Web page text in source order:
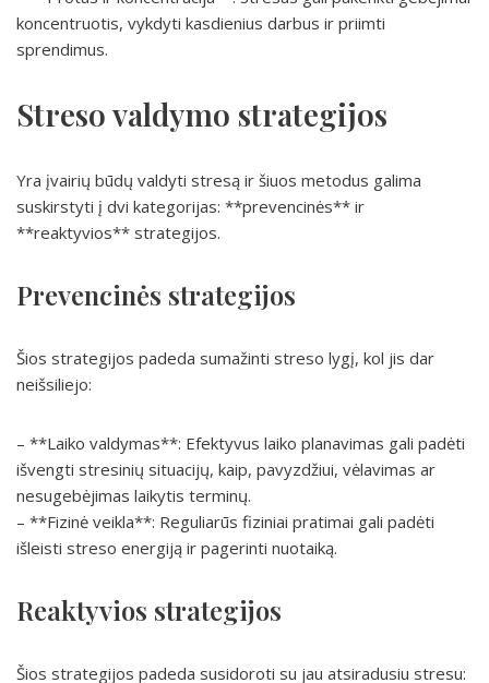
koncentruotis, vykdyti kasdienius darbus ir priimti
sprendimus.
Streso valdymo strategijos
Yra įvairių būdų valdyti stresą ir šiuos metodus galima
suskirstyti į dvi kategorijas: **prevencinės** ir
**reaktyvios** strategijos.
Prevencinės strategijos
Šios strategijos padeda sumažinti streso lygį, kol jis dar
neišsiliejo:
– **Laiko valdymas**: Efektyvus laiko planavimas gali padėti
išvengti stresinių situacijų, kaip, pavyzdžiui, vėlavimas ar
nesugebėjimas laikytis terminų.
– **Fizinė veikla**: Reguliarūs fiziniai pratimai gali padėti
išleisti streso energiją ir pagerinti nuotaiką.
Reaktyvios strategijos
Šios strategijos padeda susidoroti su jau atsiradusiu stresu: